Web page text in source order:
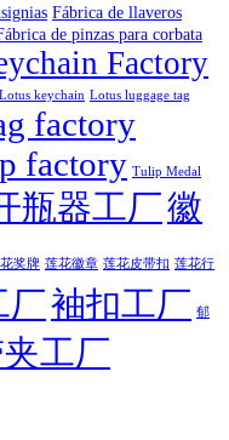
Fábrica de llaveros
de pinzas para corbata
Factory
Lotus keychain Lotus luggage tag
factory
factory Tulip Medal
瓶器工厂徽
奖牌 莲花徽章 莲花皮带扣 莲花行
厂袖扣工厂 郁
工厂